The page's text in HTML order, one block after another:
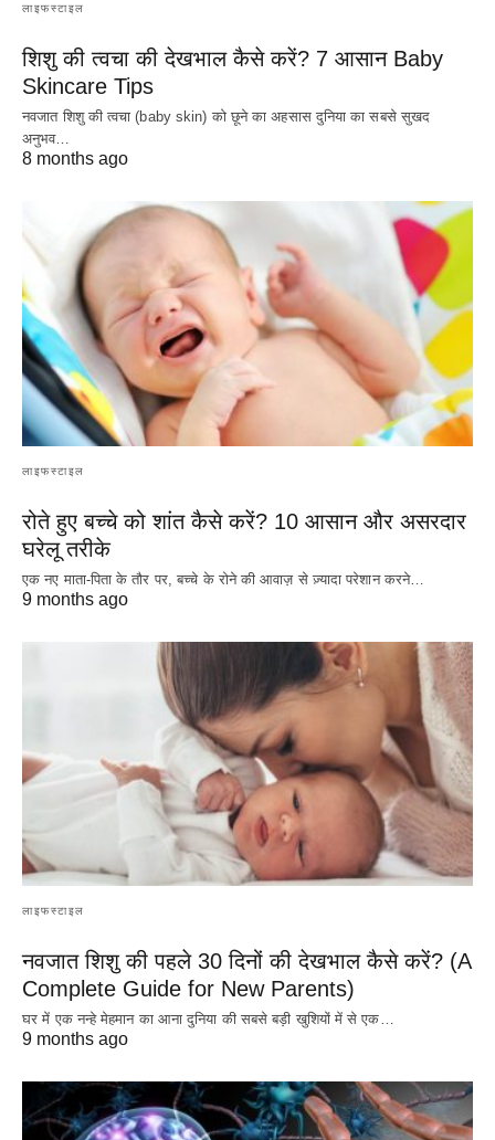
लाइफस्टाइल
शिशु की त्वचा की देखभाल कैसे करें? 7 आसान Baby
Skincare Tips
नवजात शिशु की त्वचा (baby skin) को छूने का अहसास दुनिया का सबसे सुखद
अनुभव…
8 months ago
लाइफस्टाइल
रोते हुए बच्चे को शांत कैसे करें? 10 आसान और असरदार
घरेलू तरीके
एक नए माता-पिता के तौर पर, बच्चे के रोने की आवाज़ से ज़्यादा परेशान करने…
9 months ago
लाइफस्टाइल
नवजात शिशु की पहले 30 दिनों की देखभाल कैसे करें? (A
Complete Guide for New Parents)
घर में एक नन्हे मेहमान का आना दुनिया की सबसे बड़ी खुशियों में से एक…
9 months ago